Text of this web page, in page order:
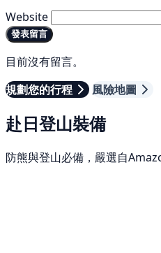
Website
發表留言
目前沒有留言。
規劃您的行程
風險地圖
赴日登山裝備
防熊與登山必備，嚴選自